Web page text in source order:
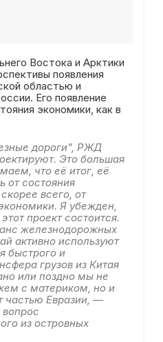
Востока и Арктики
появления
областью и
Его появление
экономики, как в
дороги", РЖД
Это большая
что её итог, её
от состояния
всего, от
Я убежден,
проект состоится.
железнодорожных
активно используют
быстрого и
грузов из Китая
или поздно мы не
с материком, но и
частью Евразии, —
вопрос
из островных